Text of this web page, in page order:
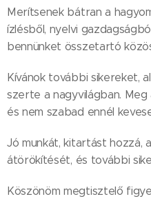
Merítsenek bátran a
ízlésből, nyelvi
bennünket összetartó
Kívánok további sikereket,
szerte a nagyvilágban. Meg
és nem szabad ennél
Jó munkát, kitartást hozzá,
átörökítését, és további
Köszönöm megtisztelő